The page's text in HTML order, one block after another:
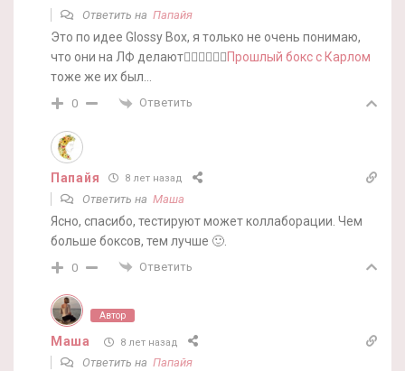
Ответить на Папайя
Это по идее Glossy Box, я только не очень понимаю,
что они на ЛФ делают🤷‍♀️🤷‍♀️🤷‍♀️Прошлый бокс с Карлом
тоже же их был…
0 Ответить
Папайя 8 лет назад
Ответить на Маша
Ясно, спасибо, тестируют может коллаборации. Чем
больше боксов, тем лучше 🙂.
0 Ответить
Автор
Маша 8 лет назад
Ответить на Папайя